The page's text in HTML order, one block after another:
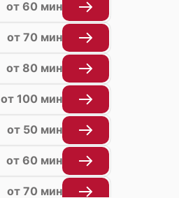
от 60 мин
от 70 мин
от 80 мин
от 100 мин
от 50 мин
от 60 мин
от 70 мин